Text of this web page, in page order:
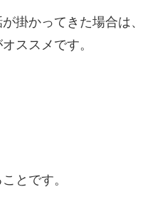
掛かってきた場合は、
ススメです。
とです。